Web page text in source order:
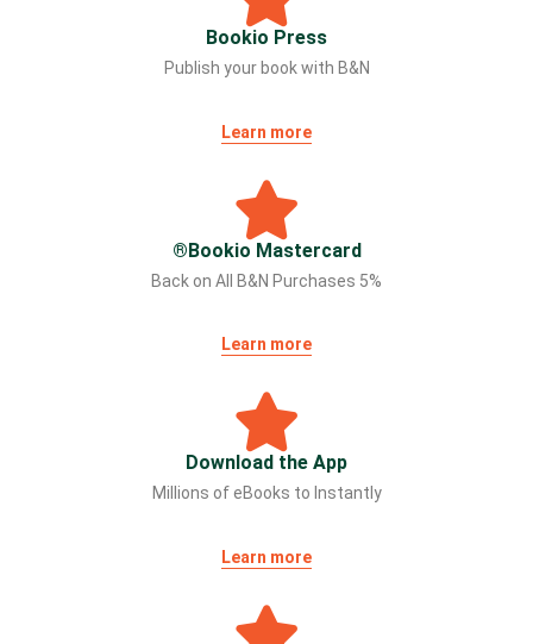
Bookio Press
Publish your book with B&N
Learn more
Bookio Mastercard®
5% Back on All B&N Purchases
Learn more
Download the App
Millions of eBooks to Instantly
Learn more